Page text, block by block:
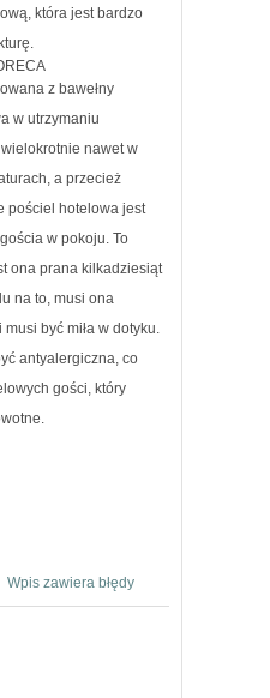
która jest bardzo
z bawełny
w utrzymaniu
nawet w
a przecież
pościel hotelowa jest
w pokoju. To
ona prana kilkadziesiąt
na to, musi ona
być miła w dotyku.
antyalergiczna, co
gości, który
Wpis zawiera błędy